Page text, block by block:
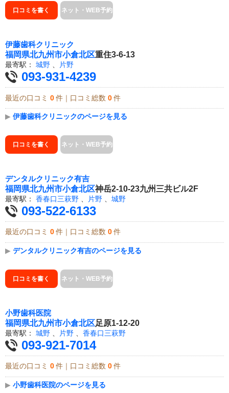
口コミを書く ネット・WEB予約
伊藤歯科クリニック
福岡県北九州市小倉北区重住3-6-13
最寄駅： 城野 、 片野
093-931-4239
最近の口コミ 0 件｜口コミ総数 0 件
▶ 伊藤歯科クリニックのページを見る
口コミを書く ネット・WEB予約
デンタルクリニック有吉
福岡県北九州市小倉北区神岳2-10-23九州三共ビル2F
最寄駅： 香春口三萩野 片野 城野
093-522-6133
最近の口コミ 0 件｜口コミ総数 0 件
▶ デンタルクリニック有吉のページを見る
口コミを書く ネット・WEB予約
小野歯科医院
福岡県北九州市小倉北区足原1-12-20
最寄駅： 城野 片野 香春口三萩野
093-921-7014
最近の口コミ 0 件｜口コミ総数 0 件
▶ 小野歯科医院のページを見る